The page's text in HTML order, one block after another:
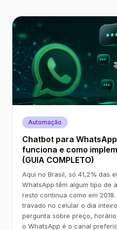
Automação
Chatbot para
funciona e como
(GUIA COMPLETO)
Aqui no Brasil, só 41,2% das
WhatsApp têm algum tipo de
resto continua como em
travado no celular o dia
pergunta sobre preço,
o WhatsApp é o canal